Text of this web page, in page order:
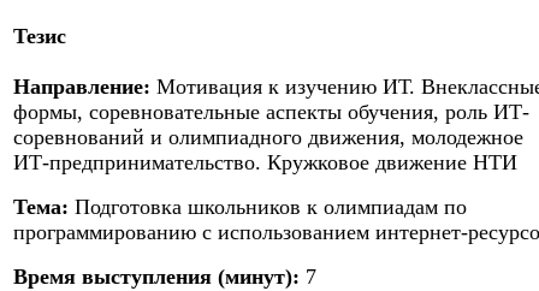
Тезис
Направление: Мотивация к изучению ИТ.
формы, соревновательные аспекты обучения, роль ИТ-
соревнований и олимпиадного движения, молодежное
ИТ-предпринимательство. Кружковое движение НТИ
Тема: Подготовка школьников к олимпиадам по
программированию с использованием интернет-
Время выступления (минут): 7